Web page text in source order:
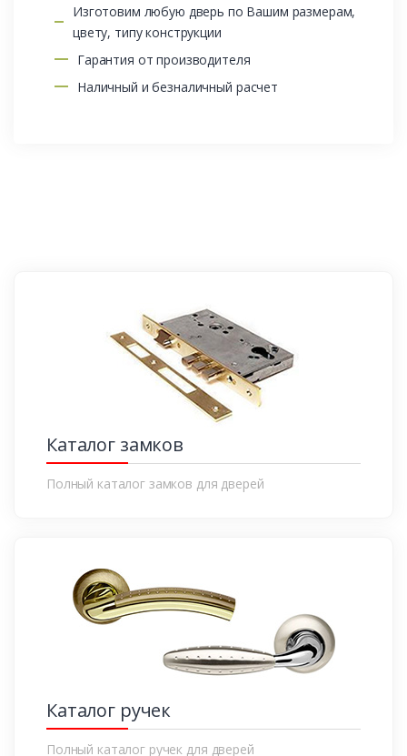
Изготовим любую дверь по Вашим размерам,
цвету, типу конструкции
Гарантия от производителя
Наличный и безналичный расчет
Каталог замков
Полный каталог замков для дверей
Каталог ручек
Полный каталог ручек для дверей